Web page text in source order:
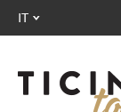
IT